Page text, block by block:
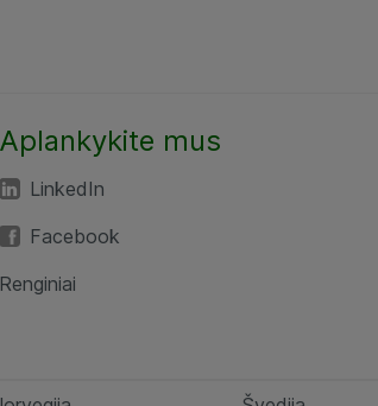
Aplankykite mus
LinkedIn
Facebook
Renginiai